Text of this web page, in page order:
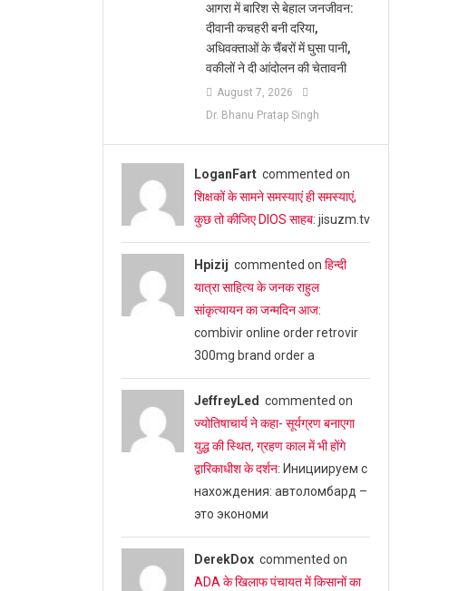
आगरा में बारिश से बेहाल जनजीवन:
दीवानी कचहरी बनी दरिया,
अधिवक्ताओं के चैंबरों में घुसा पानी,
वकीलों ने दी आंदोलन की चेतावनी
August 7, 2026
Dr. Bhanu Pratap Singh
LoganFartcommented on
शिक्षकों के सामने समस्याएं ही समस्याएं,
कुछ तो कीजिए DIOS साहब: jisuzm.tv
Hpizij commented on हिन्दी
यात्रा साहित्य के जनक राहुल
सांकृत्यायन का जन्‍मदिन आज:
combivir online order retrovir
300mg brand order a
JeffreyLed commented on
ज्योतिषाचार्य ने कहा- सूर्यग्रण बनाएगा
युद्ध की स्थित, ग्रहण काल में भी होंगे
द्वारिकाधीश के दर्शन: Инициируем с
нахождения: автоломбард –
это экономи
DerekDoxcommented on
ADA के खिलाफ पंचायत में किसानों का